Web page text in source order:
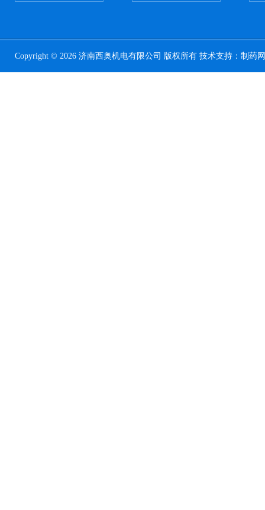
Copyright © 2026 济南西奥机电有限公司 版权所有 技术支持： 制药网